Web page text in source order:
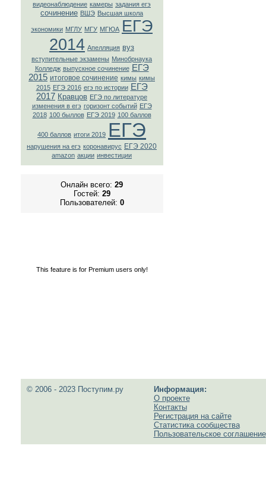
видеонаблюдение камеры задания егэ
сочинение ВШЭ Высшая школа
экономики МГЛУ МГУ МГЮА ЕГЭ
2014 Апелляция вуз
вступительные экзамены Минобрнаука
Колледж выпускное сочинение ЕГЭ
2015 итоговое сочинение кимы кимы
2015 ЕГЭ 2016 егэ по истории ЕГЭ
2017 Кравцов ЕГЭ по литературе
изменения в егэ горизонт событий ЕГЭ
2018 100 быллов ЕГЭ 2019 100 баллов
400 баллов итоги 2019 ЕГЭ
нарушения на егэ коронавирус ЕГЭ 2020
amazon акции инвестиции
Онлайн всего: 29
Гостей: 29
Пользователей: 0
This feature is for Premium users only!
© 2006 - 2023 Поступим.ру
Информация:
О проекте
Контакты
Регистрация на сайте
Статистика сообщества
Пользовательское соглашение